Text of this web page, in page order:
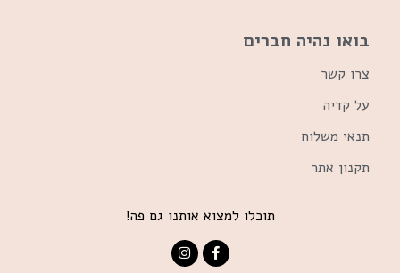
בואו נהיה חברים
צרו קשר
על קדיה
תנאי משלוח
תקנון אתר
תוכלו למצוא אותנו גם פה!